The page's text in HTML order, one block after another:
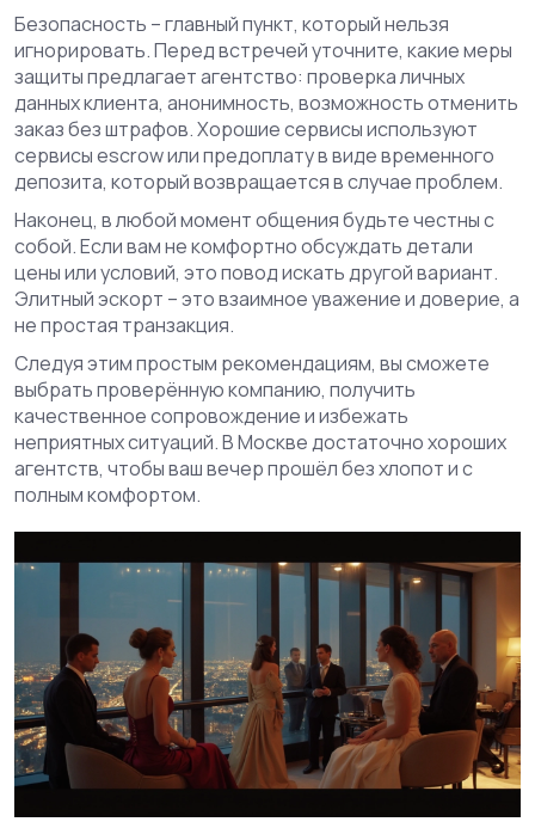
Безопасность – главный пункт, который нельзя
игнорировать. Перед встречей уточните, какие меры
защиты предлагает агентство: проверка личных
данных клиента, анонимность, возможность отменить
заказ без штрафов. Хорошие сервисы используют
сервисы escrow или предоплату в виде временного
депозита, который возвращается в случае проблем.
Наконец, в любой момент общения будьте честны с
собой. Если вам не комфортно обсуждать детали
цены или условий, это повод искать другой вариант.
Элитный эскорт – это взаимное уважение и доверие, а
не простая транзакция.
Следуя этим простым рекомендациям, вы сможете
выбрать проверённую компанию, получить
качественное сопровождение и избежать
неприятных ситуаций. В Москве достаточно хороших
агентств, чтобы ваш вечер прошёл без хлопот и с
полным комфортом.